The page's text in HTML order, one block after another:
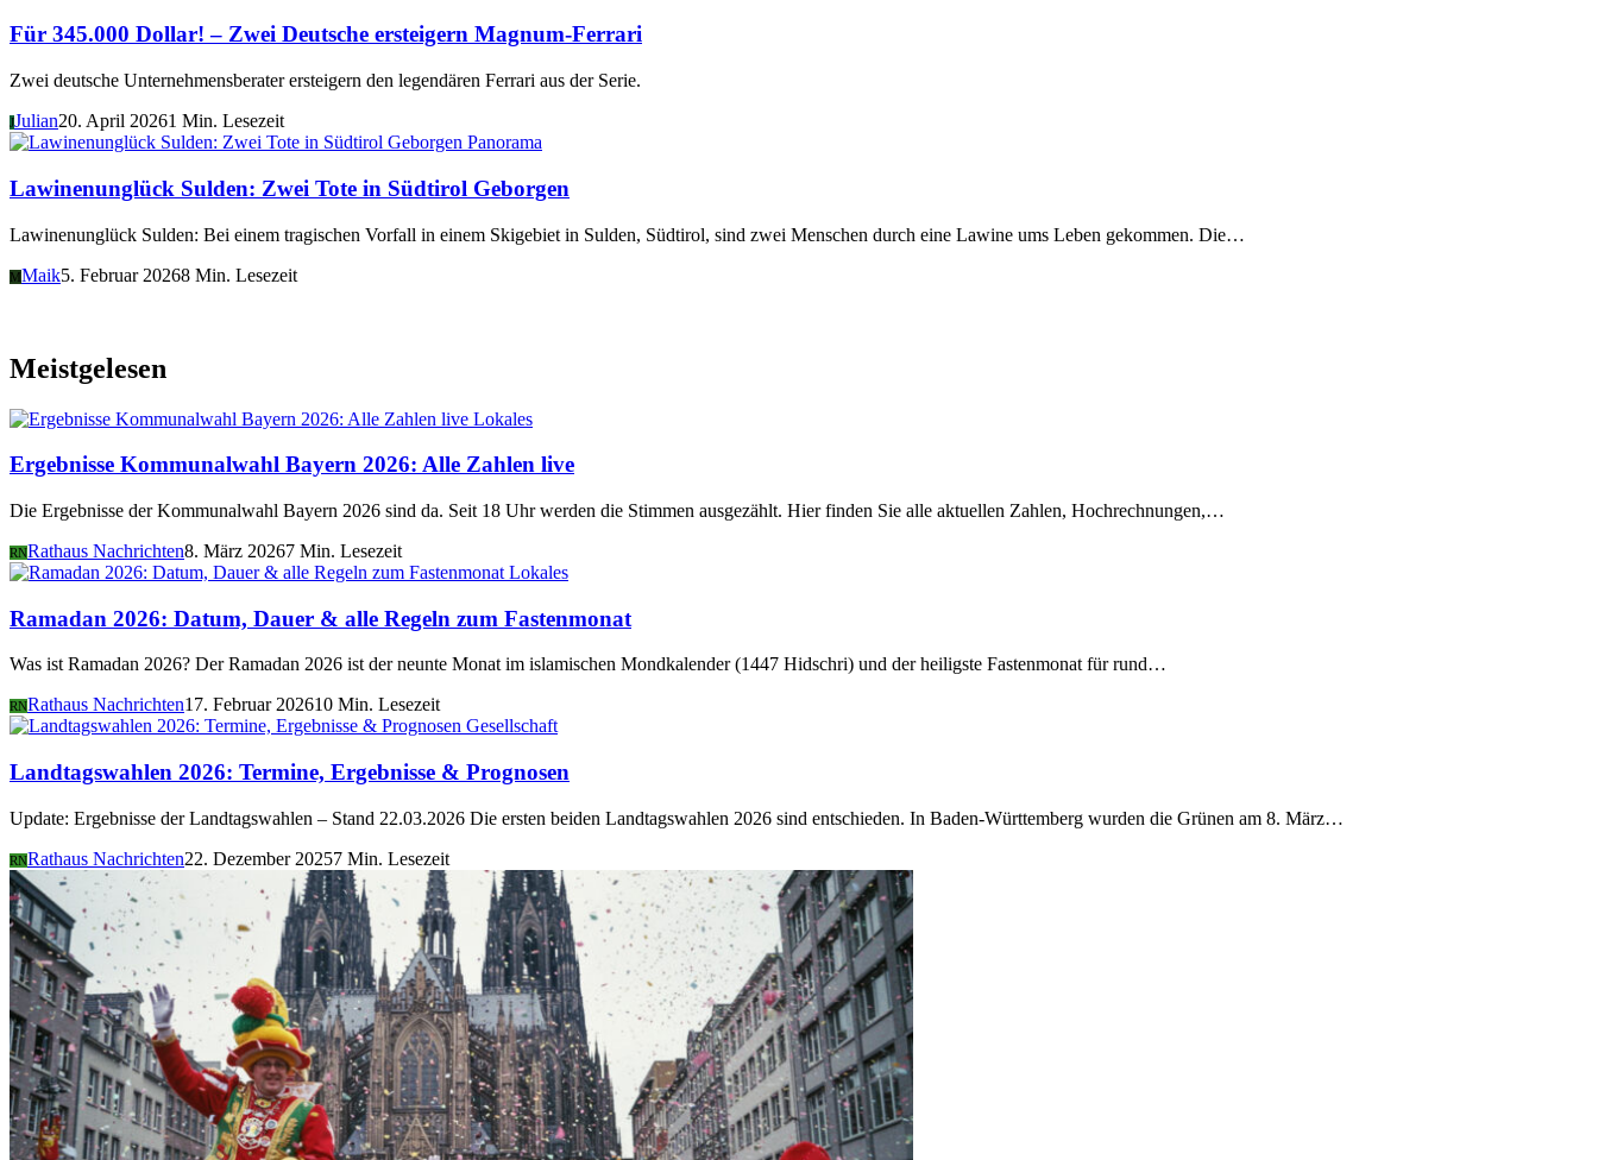
Für 345.000 Dollar! – Zwei Deutsche ersteigern Magnum-Ferrari
Zwei deutsche Unternehmensberater ersteigern den legendären Ferrari aus der Serie.
JJulian20. April 20261 Min. Lesezeit
Panorama
Lawinenunglück Sulden: Zwei Tote in Südtirol Geborgen
Lawinenunglück Sulden: Bei einem tragischen Vorfall in einem Skigebiet in Sulden, Südtirol, sind zwei Menschen durch eine Lawine ums Leben gekommen. Die…
MMaik5. Februar 20268 Min. Lesezeit
Meistgelesen
Lokales
Ergebnisse Kommunalwahl Bayern 2026: Alle Zahlen live
Die Ergebnisse der Kommunalwahl Bayern 2026 sind da. Seit 18 Uhr werden die Stimmen ausgezählt. Hier finden Sie alle aktuellen Zahlen, Hochrechnungen,…
RNRathaus Nachrichten8. März 20267 Min. Lesezeit
Lokales
Ramadan 2026: Datum, Dauer & alle Regeln zum Fastenmonat
Was ist Ramadan 2026? Der Ramadan 2026 ist der neunte Monat im islamischen Mondkalender (1447 Hidschri) und der heiligste Fastenmonat für rund…
RNRathaus Nachrichten17. Februar 202610 Min. Lesezeit
Gesellschaft
Landtagswahlen 2026: Termine, Ergebnisse & Prognosen
Update: Ergebnisse der Landtagswahlen – Stand 22.03.2026 Die ersten beiden Landtagswahlen 2026 sind entschieden. In Baden-Württemberg wurden die Grünen am 8. März…
RNRathaus Nachrichten22. Dezember 20257 Min. Lesezeit